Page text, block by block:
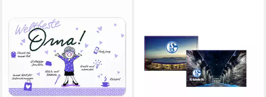
Frühstücksbrettchen 2er Set,
Kunststoff, (2-St)
12,95 €
lieferbar - in 3-4 Werktagen bei dir